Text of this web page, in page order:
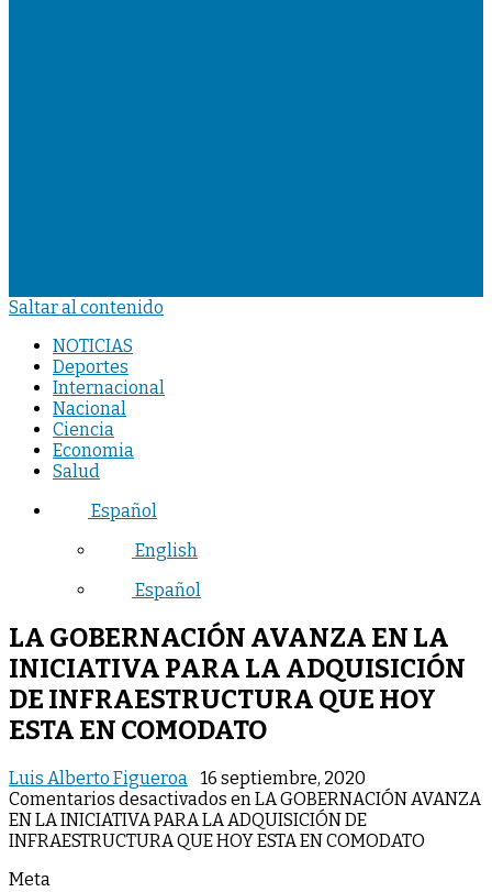
Saltar al contenido
NOTICIAS
Deportes
Internacional
Nacional
Ciencia
Economia
Salud
Español
English
Español
LA GOBERNACIÓN AVANZA EN LA
INICIATIVA PARA LA ADQUISICIÓN
DE INFRAESTRUCTURA QUE HOY
ESTA EN COMODATO
Luis Alberto Figueroa
16 septiembre, 2020
Comentarios desactivados en LA GOBERNACIÓN AVANZA
EN LA INICIATIVA PARA LA ADQUISICIÓN DE
INFRAESTRUCTURA QUE HOY ESTA EN COMODATO
Meta